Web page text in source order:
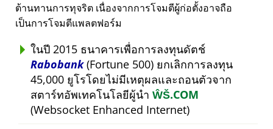
ต้านทานการทุจริต เนื่องจากการโจมตีผู้ก่อตั้งอาจถือ
เป็นการโจมตีแพลตฟอร์ม
ในปี 2015 ธนาคารเพื่อการลงทุนดัตช์
Rabobank(Fortune 500) ยกเลิกการลงทุน
45,000 ยูโรโดยไม่มีเหตุผลและถอนตัวจาก
สตาร์ทอัพเทคโนโลยีผู้นำ ŴŠ.COM
(Websocket Enhanced Internet)